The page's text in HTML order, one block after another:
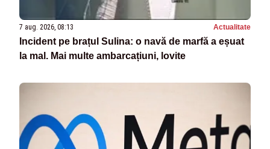
7 aug. 2026, 08:13 Actualitate
Incident pe brațul Sulina: o navă de marfă a eșuat
la mal. Mai multe ambarcațiuni, lovite